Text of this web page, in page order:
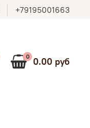
+79195001663
0 0.00 руб